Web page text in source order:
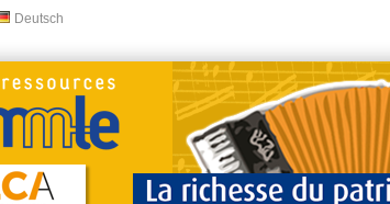
Deutsch